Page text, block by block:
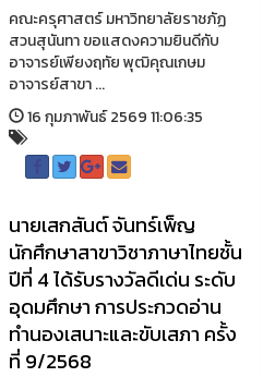
คณะครุศาสตร์ มหาวิทยาลัยราชภัฏ
สวนสุนันทา ขอแสดงความยินดีกับ
อาจารย์เพียงฤทัย พุฒิคุณเกษม
อาจารย์สาขา ...
16 กุมภาพันธ์ 2569 11:06:35
นายเสกสันต์ จันทร์เพ็ญ
นักศึกษาสาขาวิชาภาษาไทยชั้น
ปีที่ 4 ได้รับรางวัลดีเด่น ระดับ
อุดมศึกษา การประกวดอ่าน
ทำนองเสนาะและขับเสภา ครั้ง
ที่ 9/2568